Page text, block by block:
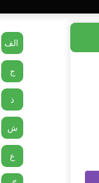
الف
ج
ذ
ش
ع